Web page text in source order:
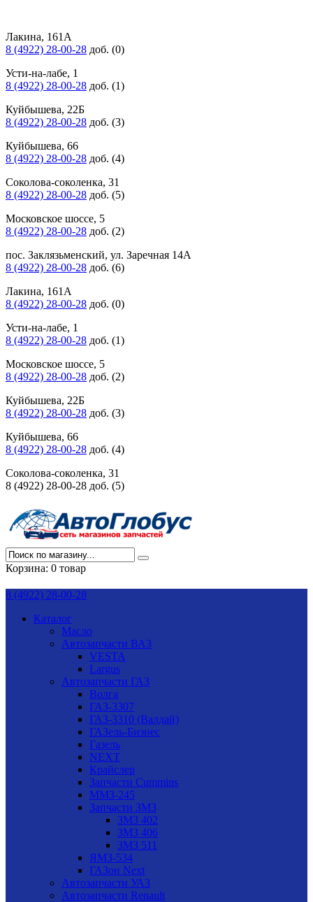
Лакина, 161А
8 (4922) 28-00-28 доб. (0)
Усти-на-лабе, 1
8 (4922) 28-00-28 доб. (1)
Куйбышева, 22Б
8 (4922) 28-00-28 доб. (3)
Куйбышева, 66
8 (4922) 28-00-28 доб. (4)
Соколова-соколенка, 31
8 (4922) 28-00-28 доб. (5)
Московское шоссе, 5
8 (4922) 28-00-28 доб. (2)
пос. Заклязьменский, ул. Заречная 14А
8 (4922) 28-00-28 доб. (6)
Лакина, 161А
8 (4922) 28-00-28 доб. (0)
Усти-на-лабе, 1
8 (4922) 28-00-28 доб. (1)
Московское шоссе, 5
8 (4922) 28-00-28 доб. (2)
Куйбышева, 22Б
8 (4922) 28-00-28 доб. (3)
Куйбышева, 66
8 (4922) 28-00-28 доб. (4)
Соколова-соколенка, 31
8 (4922) 28-00-28 доб. (5)
Корзина: 0 товар
8 (4922) 28-00-28
Каталог
Масло
Автозапчасти ВАЗ
VESTA
Largus
Автозапчасти ГАЗ
Волга
ГАЗ-3307
ГАЗ-3310 (Валдай)
ГАЗель-Бизнес
Газель
NEXT
Крайслер
Запчасти Cummins
ММЗ-245
Запчасти ЗМЗ
ЗМЗ 402
ЗМЗ 406
ЗМЗ 511
ЯМЗ-534
ГАЗон Next
Автозапчасти УАЗ
Автозапчасти Renault